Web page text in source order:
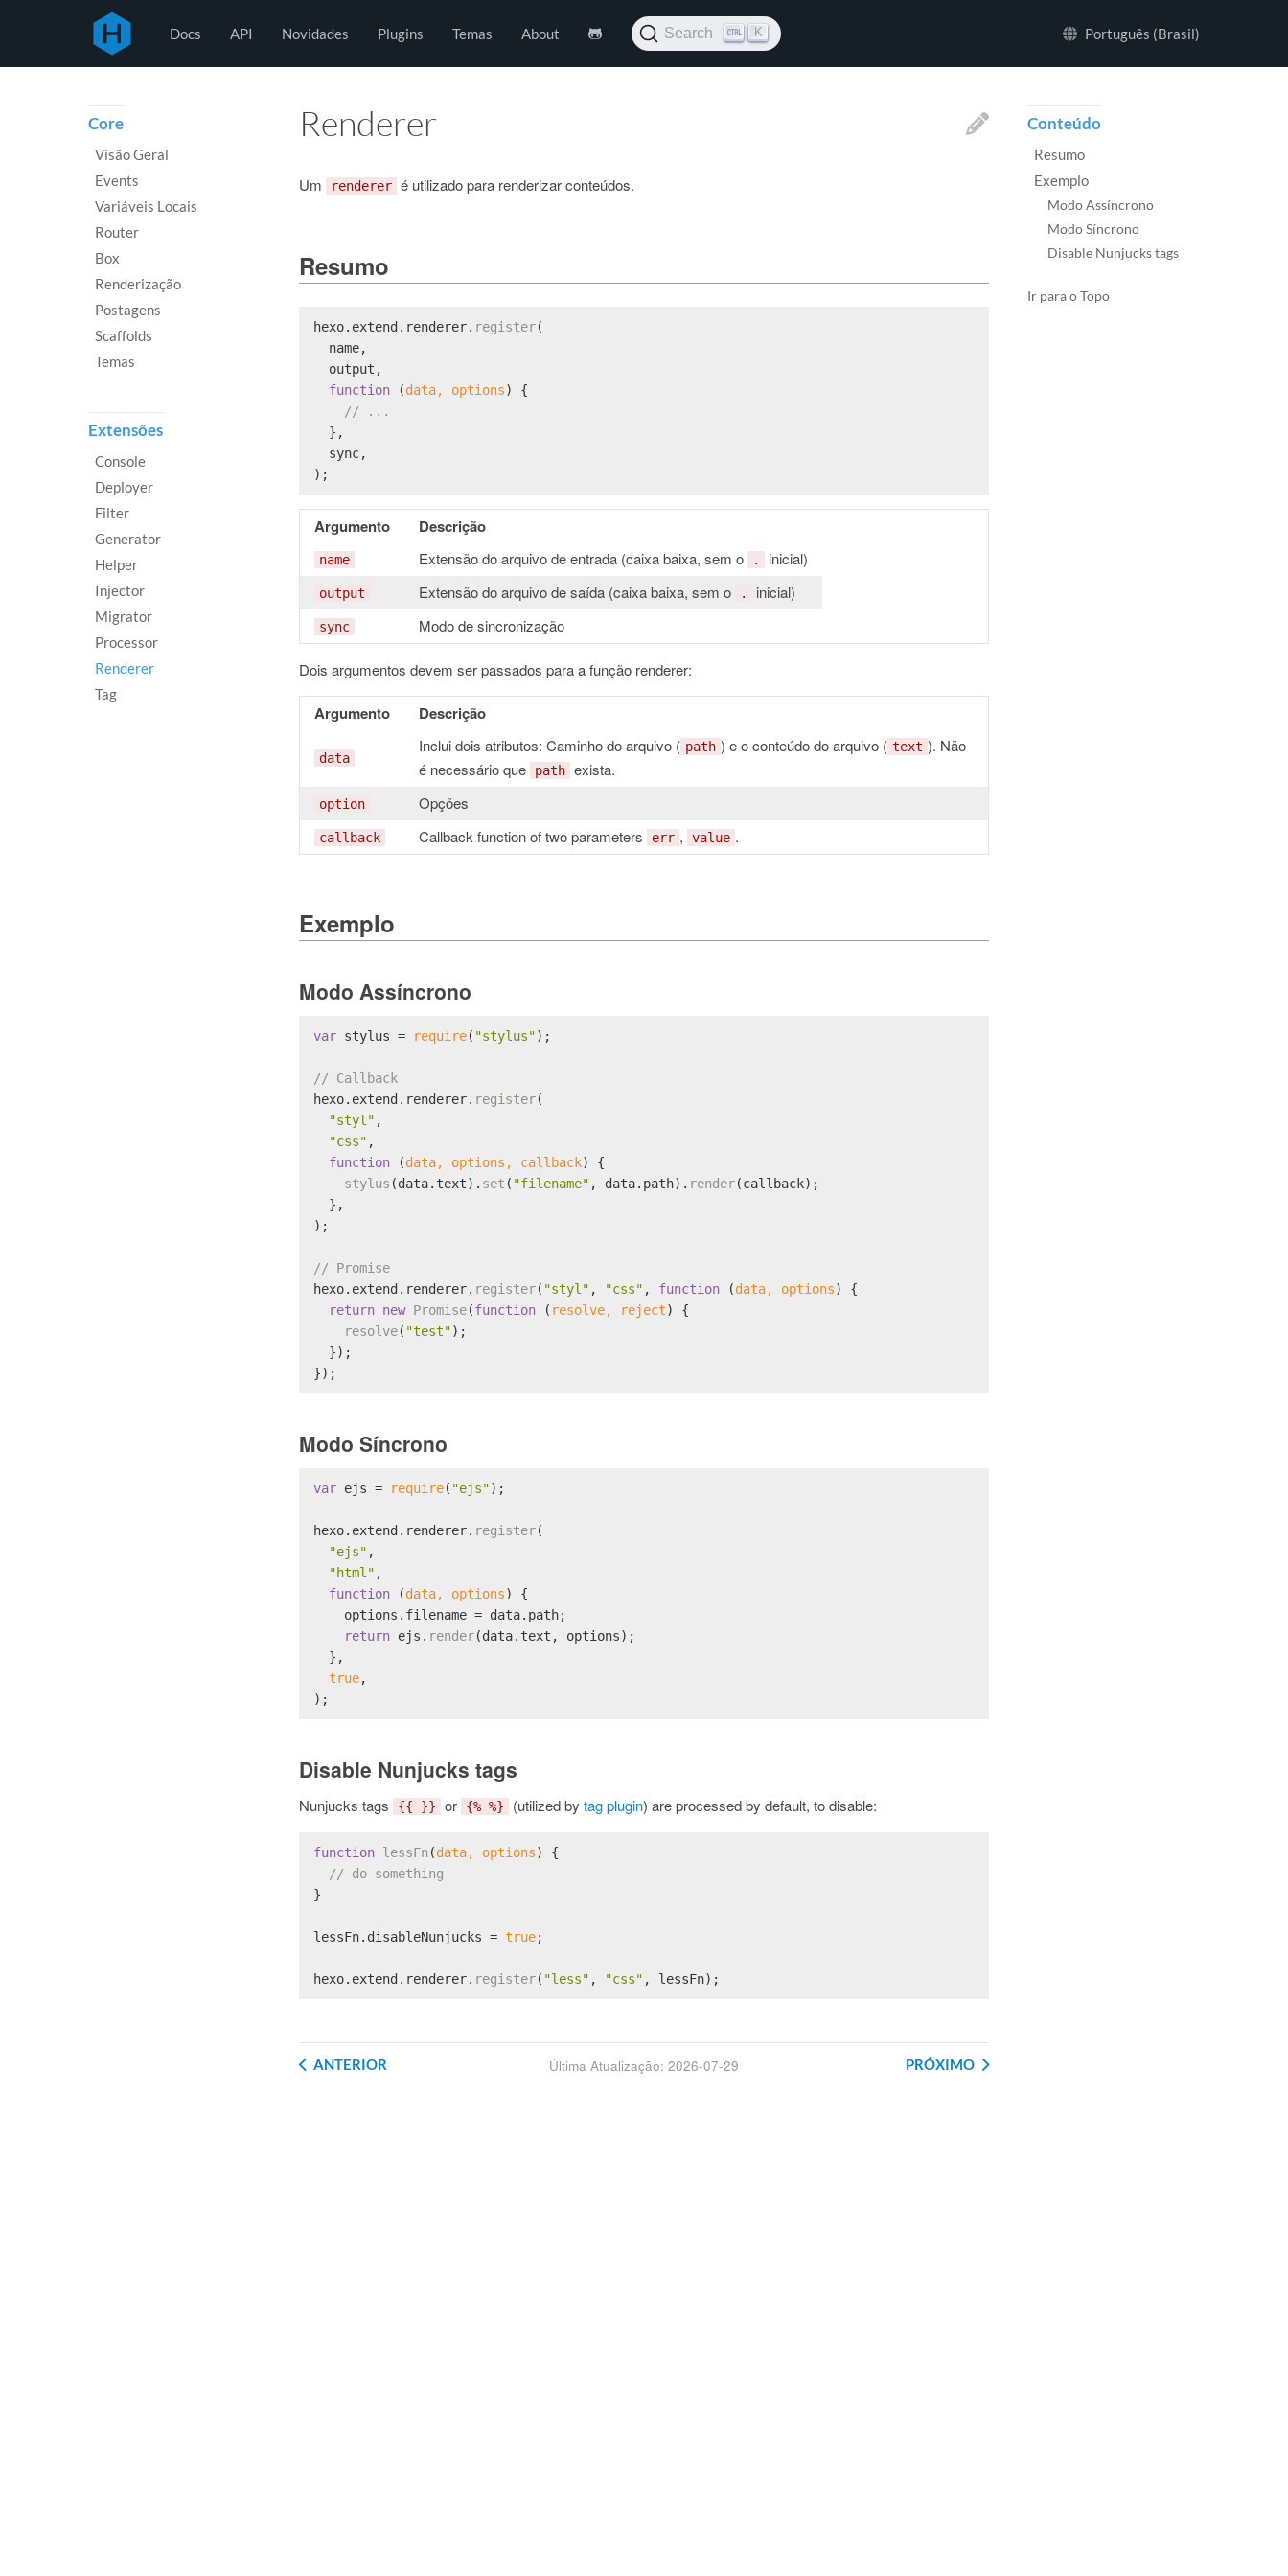
Docs API Novidades Plugins Temas About Search K Português (Brasil)
Renderer
Um renderer é utilizado para renderizar conteúdos.
Resumo
hexo. extend . renderer. register(
  name,
  output,
function (data, options) {
// ...
  },
  sync,
);
Argumento Descrição
name Extensão do arquivo de entrada (caixa baixa, sem o . inicial)
output Extensão do arquivo de saída (caixa baixa, sem o . inicial)
sync Modo de sincronização
Dois argumentos devem ser passados para a função renderer:
Argumento Descrição
data
Inclui dois atributos: Caminho do arquivo ( path ) e o conteúdo do arquivo ( text ). Não
é necessário que
path exista.
option Opções
callback Callback function of two parameters err , value .
Exemplo
Modo Assíncrono
var stylus = require( "stylus");
// Callback
hexo. extend. renderer. register(
"styl" ,
"css" ,
function (data, options, callback) {
stylus (data. text). set ( "filename" , data. path). render(callback);
  },
);
// Promise
hexo. extend. renderer. register( "styl" , "css" , function (data, options) {
return new Promise(function ( resolve, reject) {
resolve( "test");
  });
});
Modo Síncrono
var ejs = require( "ejs");
hexo. extend. renderer. register(
"ejs" ,
"html" ,
function (data, options) {
    options.
filename = data. path;
return ejs. render(data. text , options);
  },
true,
);
Disable Nunjucks tags
Nunjucks tags {{ }} or {% %} (utilized by tag plugin) are processed by default, to disable:
function lessFn (data, options) {
// do something
}
lessFn. disableNunjucks = true;
hexo. extend. renderer. register( "less" , "css" , lessFn);
Última Atualização: 2026-07-29
ANTERIOR PRÓXIMO
Conteúdo
Resumo
Exemplo
Modo Assíncrono
Modo Síncrono
Disable Nunjucks tags
Ir para o Topo
Core
Visão Geral
Events
Variáveis Locais
Router
Box
Renderização
Postagens
Scaffolds
Temas
Extensões
Console
Deployer
Filter
Generator
Helper
Injector
Migrator
Processor
Renderer
Tag